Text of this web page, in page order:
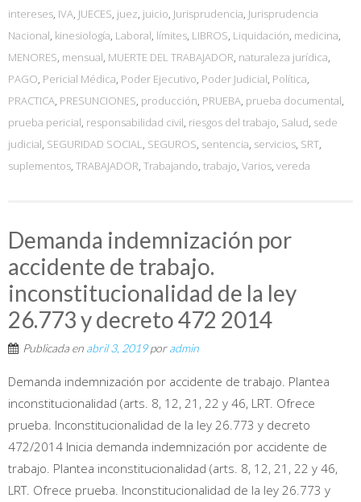
intereses, IVA, JUECES, juez, juicio, Jurisprudencia, Jurisprudencia
Nacional, kinesiología, Laboral, límites, LIBROS, Liquidación, medicina,
MENORES, mensual, MUERTE DEL TRABAJADOR, naturaleza jurídica,
PAGO, Pericial Médica, Poder Ejecutivo, Poder Judicial, Política,
PRACTICA, PRESUNCIONES, producción, PRUEBA, prueba documental,
prueba pericial, responsabilidad civil, riesgos del trabajo, Salud, sede
judicial, SEGURIDAD SOCIAL, SEGUROS, sentencia, servicios, SRT,
suplementos, TRABAJADOR, Trabajando, trabajo, Varios, vereda
Demanda indemnización por
accidente de trabajo.
inconstitucionalidad de la ley
26.773 y decreto 472 2014
Publicada en abril 3, 2019poradmin
Demanda indemnización por accidente de trabajo. Plantea
inconstitucionalidad (arts. 8, 12, 21, 22 y 46, LRT. Ofrece
prueba. Inconstitucionalidad de la ley 26.773 y decreto
472/2014 Inicia demanda indemnización por accidente de
trabajo. Plantea inconstitucionalidad (arts. 8, 12, 21, 22 y 46,
LRT. Ofrece prueba. Inconstitucionalidad de la ley 26.773 y